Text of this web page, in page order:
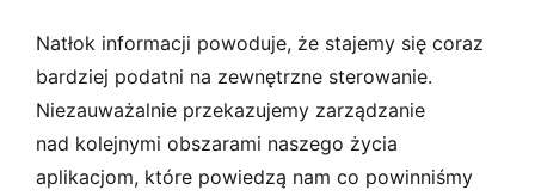
Natłok informacji powoduje, że stajemy się coraz
bardziej podatni na zewnętrzne sterowanie.
Niezauważalnie przekazujemy zarządzanie
nad kolejnymi obszarami naszego życia
aplikacjom, które powiedzą nam co powinniśmy